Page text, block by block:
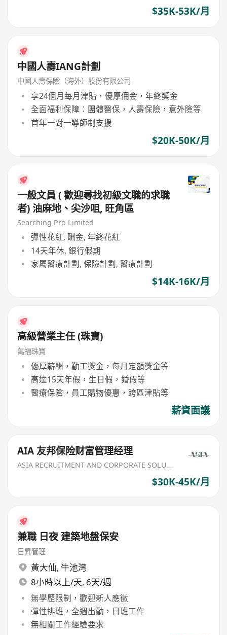
$35K-53K/月
中國人壽IANG計劃
中國人壽保險（海外）股份有限公司
享24個月每月津貼，優厚佣金，年終獎金
全面福利保障：團體醫保，人壽保險，意外險等
首年一對一導師制支援
$20K-50K/月
一般文員 ( 歡迎尋找初級文職的求職
者) 油麻地、尖沙咀, 旺角區
Searching Pro Limited
彈性花紅, 酬金, 年終花紅
14天年休, 銀行假期
家屬醫療計劃, 保險計劃, 醫療計劃
$14K-16K/月
高級營業主任 (珠寶)
萬福珠寶
優厚薪酬，勤工獎金，每月定額獎金等
高達15天年假，生日假，婚假等
醫療保險，員工購物優惠，跨區津貼等
薪資面議
AIA 友邦保险财富管理经理
ASIA RECRUITMENT AND CORPORATE SOLUTION LIMITED
$30K-45K/月
兼職 日夜 建築地盤保安
日昇管理
黃大仙, 牛池灣
8小時以上/天, 6天/週
無學歷限制，歡迎新人應徵
彈性排班，全週出勤，日班工作
無相關工作經驗要求